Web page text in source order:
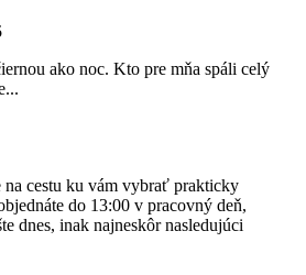
ako noc. Kto pre mňa spáli celý
na cestu ku vám vybrať prakticky
do 13:00 v pracovný deň,
dnes, inak najneskôr nasledujúci